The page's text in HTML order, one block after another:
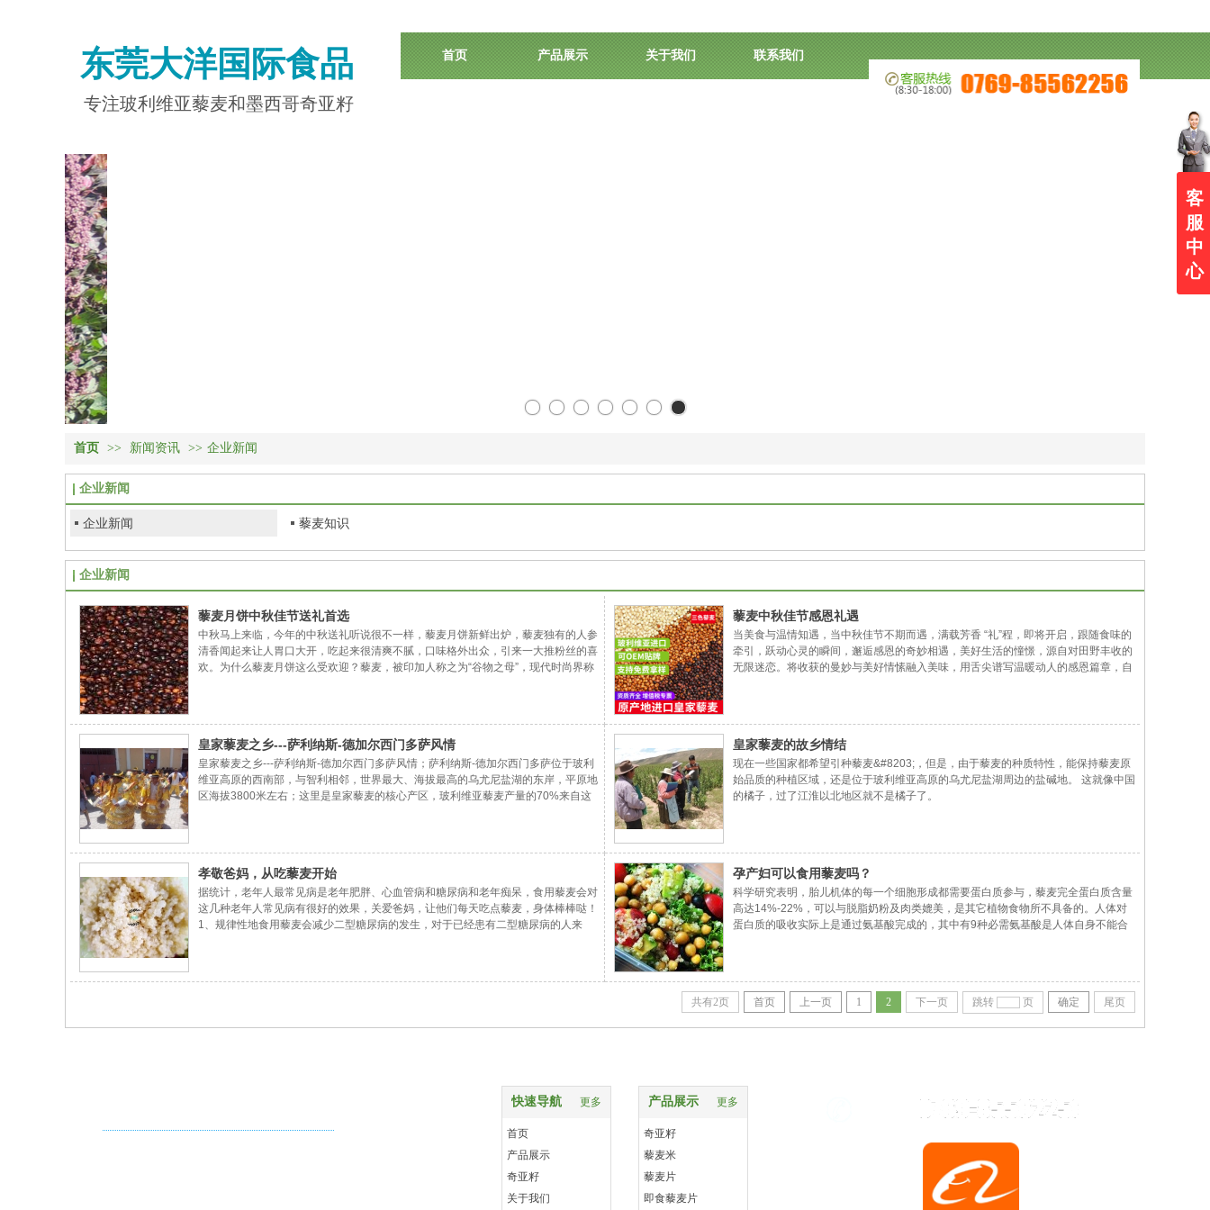
东莞大洋国际食品
专注玻利维亚藜麦和墨西哥奇亚籽
首页 产品展示 关于我们 联系我们
首页 >> 新闻资讯 >> 企业新闻
企业新闻
企业新闻 藜麦知识
企业新闻
藜麦月饼中秋佳节送礼首选
中秋马上来临，今年的中秋送礼听说很不一样，藜麦月饼新鲜出炉，藜麦独有的人参
清香闻起来让人胃口大开，吃起来很清爽不腻，口味格外出众，引来一大推粉丝的喜
欢。为什么藜麦月饼这么受欢迎？藜麦，被印加人称之为“谷物之母”，现代时尚界称
藜麦中秋佳节感恩礼遇
当美食与温情知遇，当中秋佳节不期而遇，满载芳香 “礼”程，即将开启，跟随食味的
牵引，跃动心灵的瞬间，邂逅感恩的奇妙相遇，美好生活的憧憬，源自对田野丰收的
无限迷恋。将收获的曼妙与美好情愫融入美味，用舌尖谱写温暖动人的感恩篇章，自
皇家藜麦之乡---萨利纳斯-德加尔西门多萨风情
皇家藜麦之乡---萨利纳斯-德加尔西门多萨风情；萨利纳斯-德加尔西门多萨位于玻利
维亚高原的西南部，与智利相邻，世界最大、海拔最高的乌尤尼盐湖的东岸，平原地
区海拔3800米左右；这里是皇家藜麦的核心产区，玻利维亚藜麦产量的70%来自这
皇家藜麦的故乡情结
现在一些国家都希望引种藜麦&#8203;，但是，由于藜麦的种质特性，能保持藜麦原
始品质的种植区域，还是位于玻利维亚高原的乌尤尼盐湖周边的盐碱地。 这就像中国
的橘子，过了江淮以北地区就不是橘子了。
孝敬爸妈，从吃藜麦开始
据统计，老年人最常见病是老年肥胖、心血管病和糖尿病和老年痴呆，食用藜麦会对
这几种老年人常见病有很好的效果，关爱爸妈，让他们每天吃点藜麦，身体棒棒哒！
1、规律性地食用藜麦会减少二型糖尿病的发生，对于已经患有二型糖尿病的人来
孕产妇可以食用藜麦吗？
科学研究表明，胎儿机体的每一个细胞形成都需要蛋白质参与，藜麦完全蛋白质含量
高达14%-22%，可以与脱脂奶粉及肉类媲美，是其它植物食物所不具备的。人体对
蛋白质的吸收实际上是通过氨基酸完成的，其中有9种必需氨基酸是人体自身不能合
共有2页 首页 上一页 1 2 下一页 跳转 页 确定 尾页
快速导航 更多
首页
产品展示
奇亚籽
关于我们
产品展示 更多
奇亚籽
藜麦米
藜麦片
即食藜麦片
客
服
中
心